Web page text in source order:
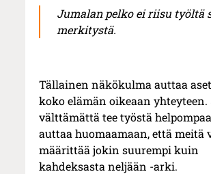
Jumalan pelko ei riisu työltä
merkitystä.
Tällainen näkökulma auttaa
koko elämän oikeaan yhteyteen.
välttämättä tee työstä
auttaa huomaamaan, että meitä
määrittää jokin suurempi kuin
kahdeksasta neljään -arki.